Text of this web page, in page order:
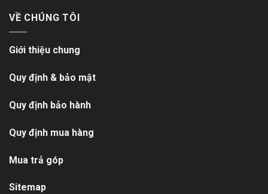
VỀ CHÚNG TÔI
Giới thiệu chung
Quy định & bảo mật
Quy định bảo hành
Quy định mua hàng
Mua trả góp
Sitemap